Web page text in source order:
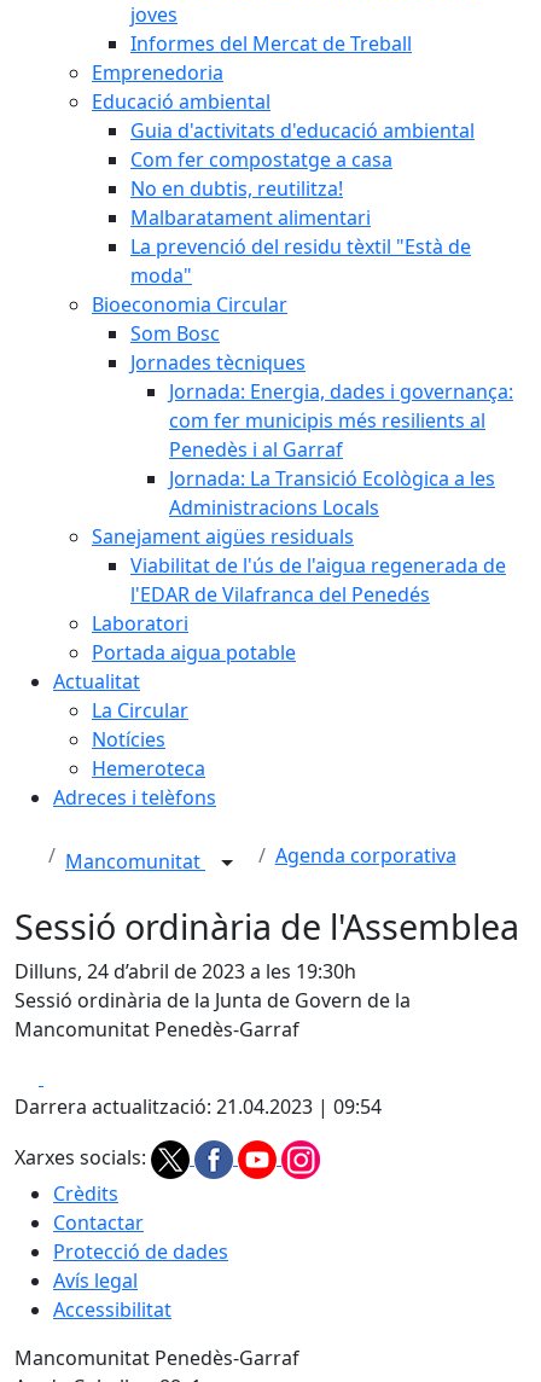
joves
Informes del Mercat de Treball
Emprenedoria
Educació ambiental
Guia d'activitats d'educació ambiental
Com fer compostatge a casa
No en dubtis, reutilitza!
Malbaratament alimentari
La prevenció del residu tèxtil "Està de
moda"
Bioeconomia Circular
Som Bosc
Jornades tècniques
Jornada: Energia, dades i governança:
com fer municipis més resilients al
Penedès i al Garraf
Jornada: La Transició Ecològica a les
Administracions Locals
Sanejament aigües residuals
Viabilitat de l'ús de l'aigua regenerada de
l'EDAR de Vilafranca del Penedés
Laboratori
Portada aigua potable
Actualitat
La Circular
Notícies
Hemeroteca
Adreces i telèfons
Mancomunitat Agenda corporativa
Sessió ordinària de l'Assemblea
Dilluns, 24 d’abril de 2023 a les 19:30h
Sessió ordinària de la Junta de Govern de la
Mancomunitat Penedès-Garraf
Darrera actualització: 21.04.2023 | 09:54
Xarxes socials:
Crèdits
Contactar
Protecció de dades
Avís legal
Accessibilitat
Mancomunitat Penedès-Garraf